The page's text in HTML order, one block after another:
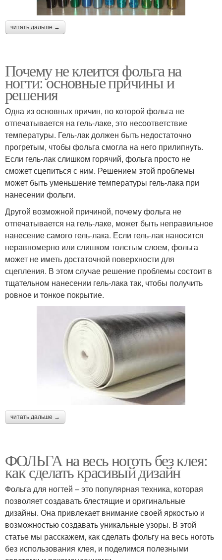
читать дальше →
Почему не клеится фольга на
ногти: основные причины и
решения
Одна из основных причин, по которой фольга не
отпечатывается на гель-лаке, это несоответствие
температуры. Гель-лак должен быть недостаточно
прогретым, чтобы фольга смогла на него прилипнуть.
Если гель-лак слишком горячий, фольга просто не
сможет сцепиться с ним. Решением этой проблемы
может быть уменьшение температуры гель-лака при
нанесении фольги.
Другой возможной причиной, почему фольга не
отпечатывается на гель-лаке, может быть неправильное
нанесение самого гель-лака. Если гель-лак наносится
неравномерно или слишком толстым слоем, фольга
может не иметь достаточной поверхности для
сцепления. В этом случае решение проблемы состоит в
тщательном нанесении гель-лака так, чтобы получить
ровное и тонкое покрытие.
читать дальше →
ФОЛЬГА на весь ноготь без клея:
как сделать красивый дизайн
Фольга для ногтей – это популярная техника, которая
позволяет создавать блестящие и оригинальные
дизайны. Она привлекает внимание своей яркостью и
возможностью создавать уникальные узоры. В этой
статье мы расскажем, как сделать фольгу на весь ноготь
без использования клея, и поделимся полезными